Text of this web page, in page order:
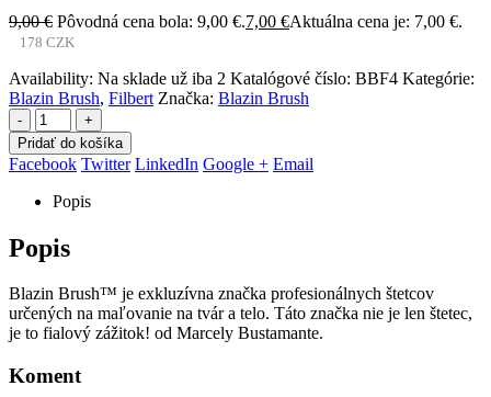
9,00€ Pôvodná cena bola: 9,00 €.7,00 €Aktuálna cena je: 7,00 €.
178 CZK
Availability: Na sklade už iba 2 Katalógové číslo: BBF4 Kategórie:
Blazin Brush, Filbert Značka: Blazin Brush
-
+
Pridať do košíka
Facebook Twitter LinkedIn Google + Email
Popis
Popis
Blazin Brush™ je exkluzívna značka profesionálnych štetcov
určených na maľovanie na tvár a telo. Táto značka nie je len štetec,
je to fialový zážitok! od Marcely Bustamante.
Koment